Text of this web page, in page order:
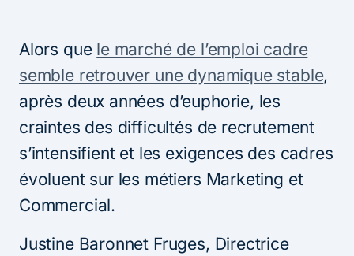
Alors que le marché de l’emploi cadre
semble retrouver une dynamique stable,
après deux années d’euphorie, les
craintes des difficultés de recrutement
s’intensifient et les exigences des cadres
évoluent sur les métiers Marketing et
Commercial.
Justine Baronnet Fruges, Directrice